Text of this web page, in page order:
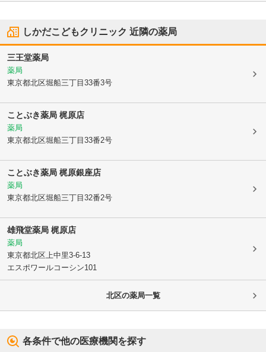
しかだこどもクリニック 近隣の薬局
三王堂薬局
薬局
東京都北区堀船三丁目33番3号
ことぶき薬局 梶原店
薬局
東京都北区堀船三丁目33番2号
ことぶき薬局 梶原銀座店
薬局
東京都北区堀船三丁目32番2号
雄飛堂薬局 梶原店
薬局
東京都北区 上中里3-6-13
エスポワールコーシン101
北区の薬局一覧
各条件で他の医療機関を探す